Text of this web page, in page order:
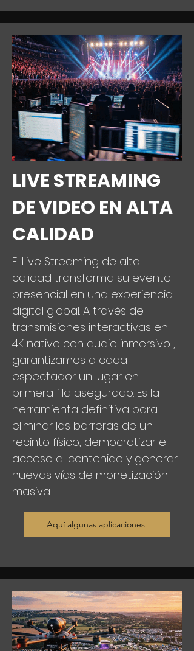
LIVE STREAMING
DE VIDEO EN ALTA
CALIDAD
El Live Streaming de alta
calidad transforma su evento
presencial en una experiencia
digital global. A través de
transmisiones interactivas en
4K nativo con audio inmersivo ,
garantizamos a cada
espectador un lugar en
primera fila asegurado. Es la
herramienta definitiva para
eliminar las barreras de un
recinto físico, democratizar el
acceso al contenido y generar
nuevas vías de monetización
masiva.
Aquí algunas aplicaciones